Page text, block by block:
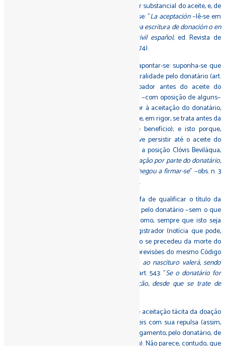
Distingam-se, no entanto, de um lado, o caráter substancial do aceite, e, de
outro lado, a maneira como deve apresentar-se: "La aceptación−lê-se em
puede hacerse en la misma escritura de donación o en
in Tratado de derecho civil español, ed. Revista de
Derecho Privado, Madri, 1946, tomo IV, vol. II, p. 174).
Há neste passo uma controvérsia que exige apontar-se: suponha-se que
tendo assinado prazo para a aceitação da liberalidade pelo donatário (art.
539 do Código civil de 2002), morra o doador antes do aceite do
beneficiário; entende parte dos doutrinadores −com oposição de alguns−
que esta morte do doador, em tempo anterior à aceitação do donatário,
extingue os efeitos da proposta (pois é disto que, em rigor, se trata antes da
aceitação: a liberalidade é um proposta de benefício); e isto porque,
deve persistir até o aceite do
, p. 42-44; é também a posição Clóvis Beviláqua,
se o doador falecer antes da aceitação por parte do donatário,
resolve-se a doação, porque o contrato não chegou a firmar-se" −obs. n. 3
).
Cabe, pois, ao registrador imobiliário, na tarefa de qualificar o título da
doação, verificar se está presente a aceitação pelo donatário −sem o que
não há ainda o negócio da doação−, bem como, sempre que isto seja
possível pela notícia que tenha o mesmo registrador (notícia que pode,
entretanto, faltar-lhe), aferir se a aceitação não se precedeu da morte do
doador. Todavia, calha ainda acenar a duas previsões do mesmo Código
–"A doação feita ao nascituro valerá, sendo
"− e à do art. 543: "Se o donatário for
absolutamente incapaz, dispensa-se a aceitação, desde que se trate de
Por fim, saliente-se que poderá caracterizar-se aceitação tácita da doação
com a prática de atos que sejam incompatíveis com sua repulsa (assim,
neste exemplo de Agostinho Alvim, p. 46: o pagamento, pelo donatário, de